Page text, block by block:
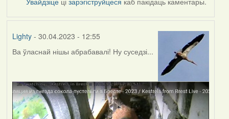
Lighty- 30.04.2023 - 12:55
Ва ўласнай нішы абрабавалі! Ну суседзі...